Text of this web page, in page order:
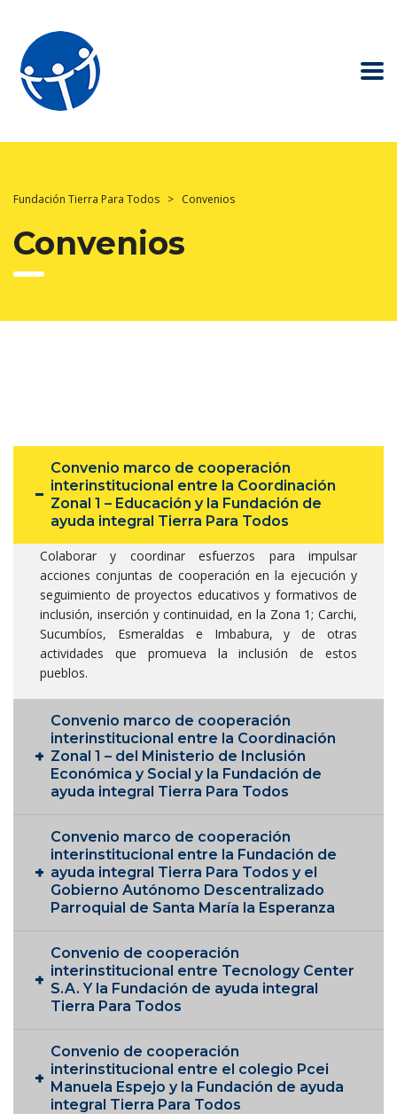
Fundación Tierra Para Todos > Convenios
Convenios
Convenio marco de cooperación
interinstitucional entre la Coordinación
Zonal 1 – Educación y la Fundación de
ayuda integral Tierra Para Todos
Colaborar y coordinar esfuerzos para impulsar
acciones conjuntas de cooperación en la ejecución y
seguimiento de proyectos educativos y formativos de
inclusión, inserción y continuidad, en la Zona 1; Carchi,
Sucumbíos, Esmeraldas e Imbabura, y de otras
actividades que promueva la inclusión de estos
pueblos.
Convenio marco de cooperación
interinstitucional entre la Coordinación
Zonal 1 – del Ministerio de Inclusión
Económica y Social y la Fundación de
ayuda integral Tierra Para Todos
Convenio marco de cooperación
interinstitucional entre la Fundación de
ayuda integral Tierra Para Todos y el
Gobierno Autónomo Descentralizado
Parroquial de Santa María la Esperanza
Convenio de cooperación
interinstitucional entre Tecnology Center
S.A. Y la Fundación de ayuda integral
Tierra Para Todos
Convenio de cooperación
interinstitucional entre el colegio Pcei
Manuela Espejo y la Fundación de ayuda
integral Tierra Para Todos